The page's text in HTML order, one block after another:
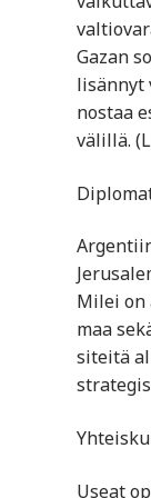
Gazan
lisännyt
nostaa
välillä.
Milei on
maa
siteitä
Useat